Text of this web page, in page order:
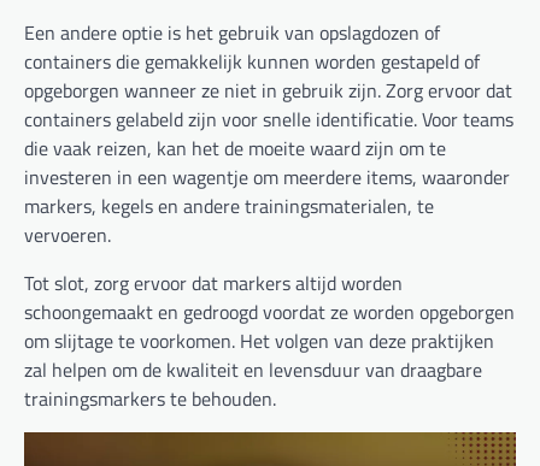
Een andere optie is het gebruik van opslagdozen of
containers die gemakkelijk kunnen worden gestapeld of
opgeborgen wanneer ze niet in gebruik zijn. Zorg ervoor dat
containers gelabeld zijn voor snelle identificatie. Voor teams
die vaak reizen, kan het de moeite waard zijn om te
investeren in een wagentje om meerdere items, waaronder
markers, kegels en andere trainingsmaterialen, te
vervoeren.
Tot slot, zorg ervoor dat markers altijd worden
schoongemaakt en gedroogd voordat ze worden opgeborgen
om slijtage te voorkomen. Het volgen van deze praktijken
zal helpen om de kwaliteit en levensduur van draagbare
trainingsmarkers te behouden.